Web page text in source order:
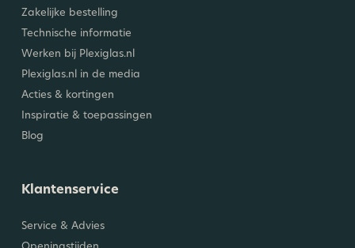
Zakelijke bestelling
Technische informatie
Werken bij Plexiglas.nl
Plexiglas.nl in de media
Acties & kortingen
Inspiratie & toepassingen
Blog
Klantenservice
Service & Advies